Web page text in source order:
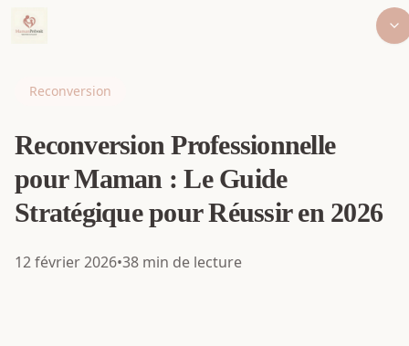
Accueil
Reconversion
Reconversion Professionnelle
pour Maman : Le Guide
Stratégique pour Réussir en 2026
12 février 2026•38 min de lecture